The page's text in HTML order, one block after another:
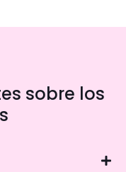
sobre los